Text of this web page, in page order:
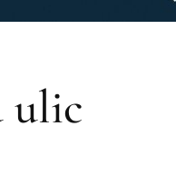
ulic